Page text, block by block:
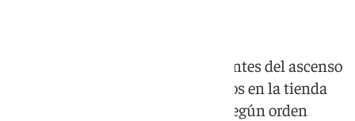
La prenda, que se hizo viral días antes del ascenso
en Almería, se vende desde 35 euros en la tienda
online del club en dos versiones según orden